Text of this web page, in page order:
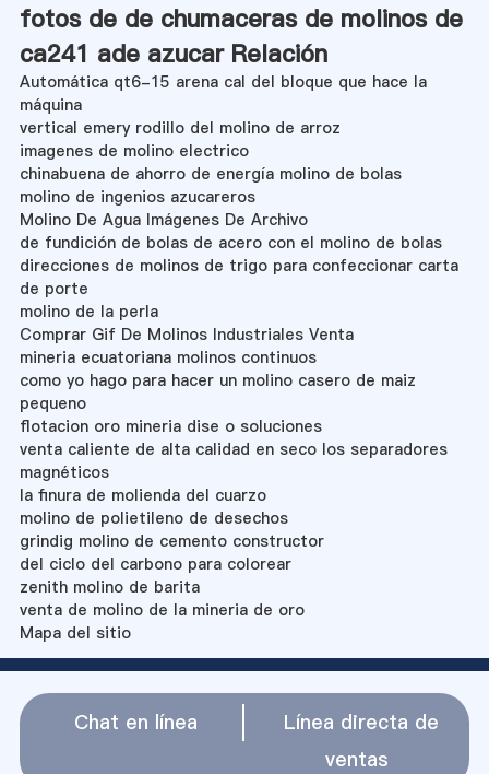
fotos de de chumaceras de molinos de
ca241 ade azucar Relación
Automática qt6-15 arena cal del bloque que hace la
máquina
vertical emery rodillo del molino de arroz
imagenes de molino electrico
chinabuena de ahorro de energía molino de bolas
molino de ingenios azucareros
Molino De Agua Imágenes De Archivo
de fundición de bolas de acero con el molino de bolas
direcciones de molinos de trigo para confeccionar carta
de porte
molino de la perla
Comprar Gif De Molinos Industriales Venta
mineria ecuatoriana molinos continuos
como yo hago para hacer un molino casero de maiz
pequeno
flotacion oro mineria dise o soluciones
venta caliente de alta calidad en seco los separadores
magnéticos
la finura de molienda del cuarzo
molino de polietileno de desechos
grindig molino de cemento constructor
del ciclo del carbono para colorear
zenith molino de barita
venta de molino de la mineria de oro
Mapa del sitio
Chat en línea
Línea directa de
ventas